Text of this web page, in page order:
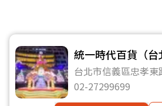
統一時代百貨（台
台北市信義區忠孝東
02-27299699